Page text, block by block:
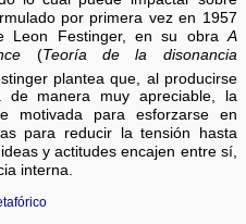
por primera vez en 1957
Leon Festinger, en su obra A
(Teoría de la disonancia
plantea que, al producirse
de manera muy apreciable, la
motivada para esforzarse en
para reducir la tensión hasta
y actitudes encajen entre sí,
interna.